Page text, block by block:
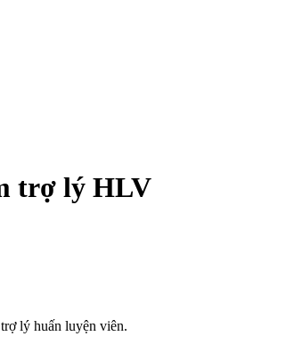
trợ lý HLV
lý huấn luyện viên.